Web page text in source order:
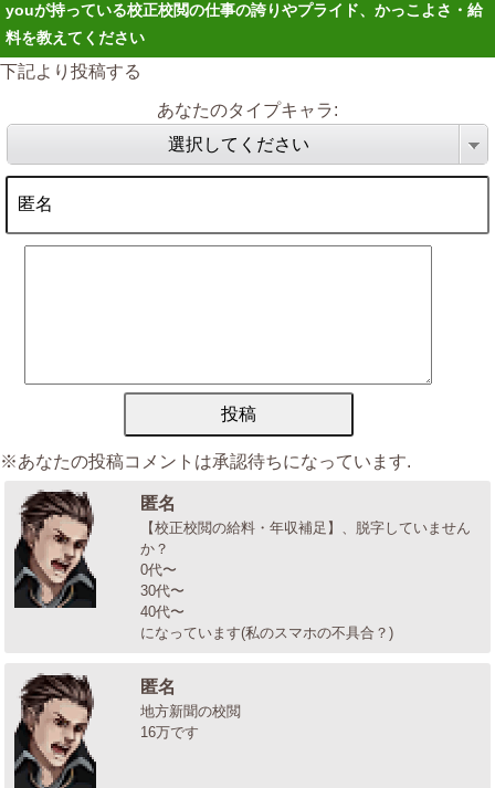
youが持っている校正校閲の仕事の誇りやプライド、かっこよさ・給
料を教えてください
下記より投稿する
あなたのタイプキャラ:
選択してください
※あなたの投稿コメントは承認待ちになっています.
匿名
【校正校閲の給料・年収補足】、脱字していません
か？
0代〜
30代〜
40代〜
になっています(私のスマホの不具合？)
匿名
地方新聞の校閲
16万です